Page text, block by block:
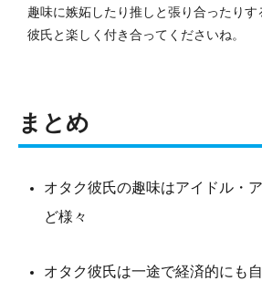
趣味に嫉妬したり推しと張り合ったりす
彼氏と楽しく付き合ってくださいね。
まとめ
オタク彼氏の趣味はアイドル・
ど様々
オタク彼氏は一途で経済的にも